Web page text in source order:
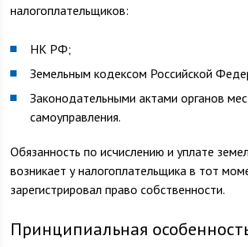
налогоплательщиков:
НК РФ;
Земельным кодексом Российской
Законодательными актами органов
самоуправления.
Обязанность по исчислению и уплате
возникает у налогоплательщика в тот
зарегистрировал право собственности.
Принципиальная